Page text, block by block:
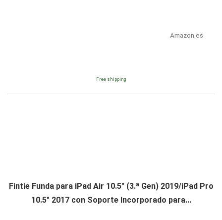
Amazon.es
Free shipping
Fintie Funda para iPad Air 10.5" (3.ª Gen) 2019/iPad Pro
10.5" 2017 con Soporte Incorporado para...